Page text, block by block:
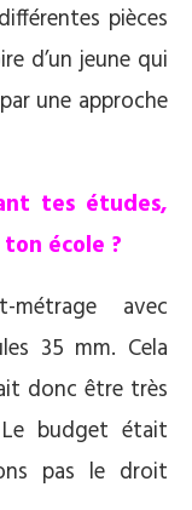
pièces
d’un jeune qui
une approche
tes études,
école ?
avec
35 mm. Cela
donc être très
budget était
pas le droit